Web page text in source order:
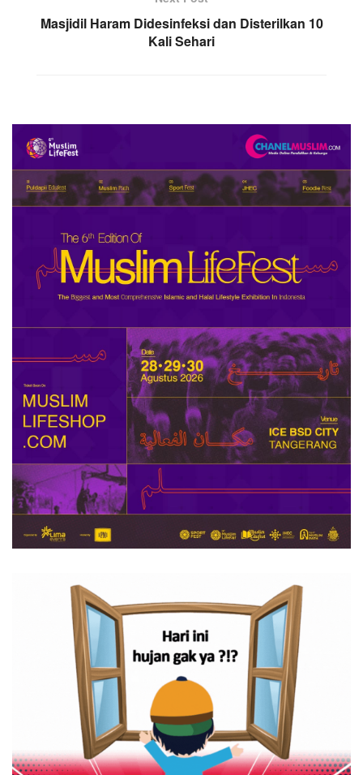
Masjidil Haram Didesinfeksi dan Disterilkan 10
Kali Sehari